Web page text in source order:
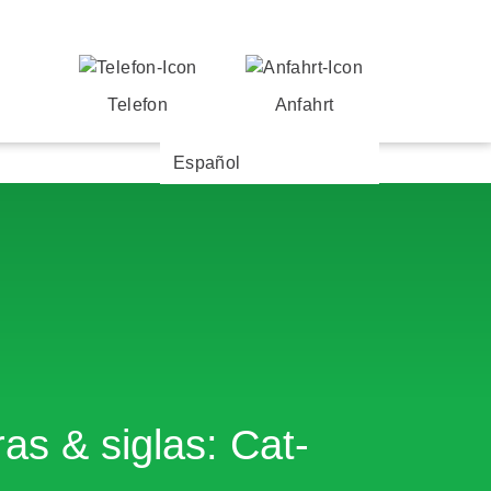
Telefon Anfahrt
Español
& siglas: Cat-